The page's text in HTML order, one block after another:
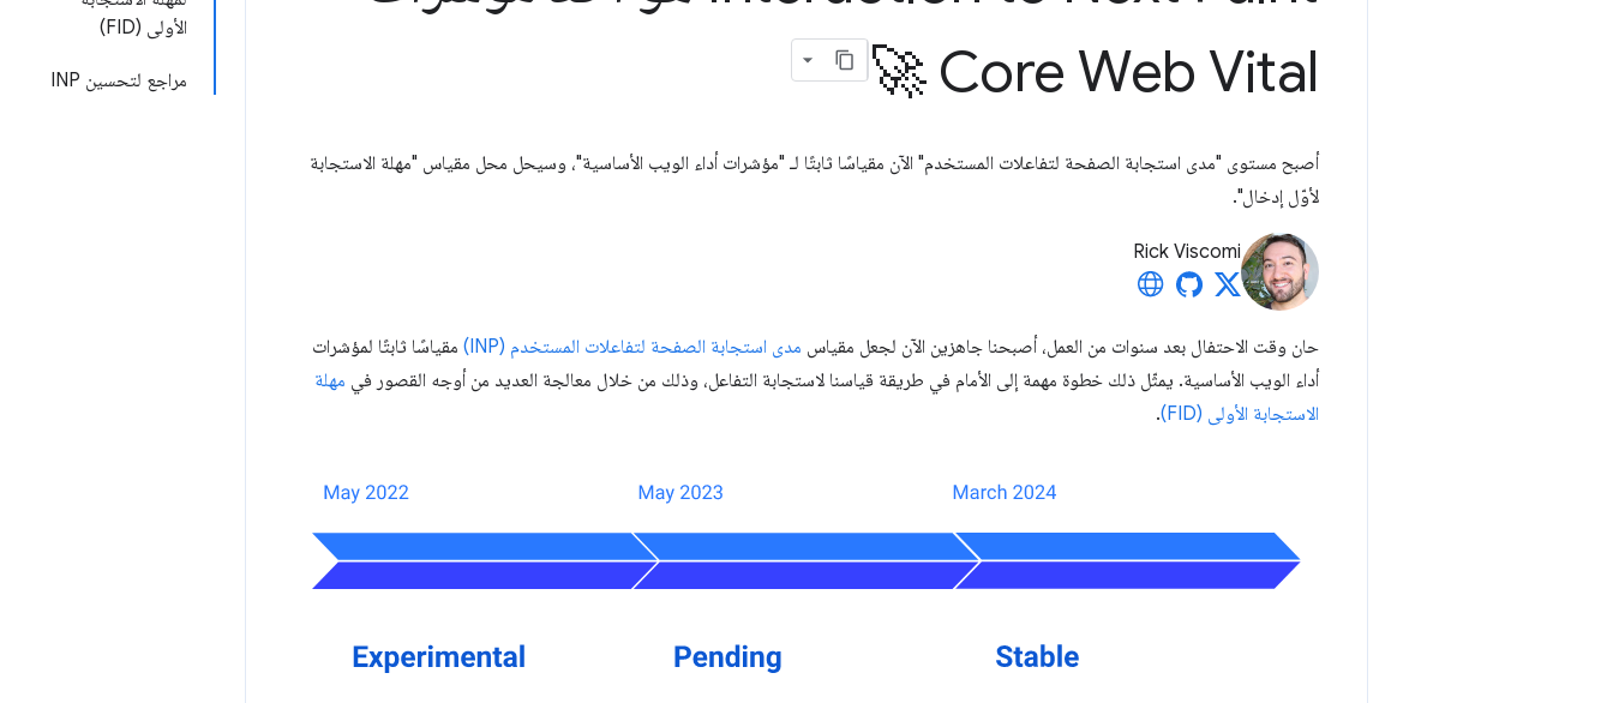
الأولى (FID)
مراجع لتحسين INP
Core Web Vital 🚀
أصبح مستوى "مدى استجابة الصفحة لتفاعلات المستخدم" الآن مقياسًا ثابتًا لـ "مؤشرات أداء الويب الأساسية"، وسيحل محل مقياس "مهلة الاستجابة
لأوّل إدخال".
Rick Viscomi
حان وقت الاحتفال بعد سنوات من العمل، أصبحنا جاهزين الآن لجعل مقياس مدى استجابة الصفحة لتفاعلات المستخدم (INP)
مقياسًا ثابتًا لمؤشرات
أداء الويب الأساسية. يمثّل ذلك خطوة مهمة إلى الأمام في طريقة قياسنا لاستجابة التفاعل، وذلك من خلال معالجة العديد من أوجه القصور في مهلة
الاستجابة الأولى (FID)
.